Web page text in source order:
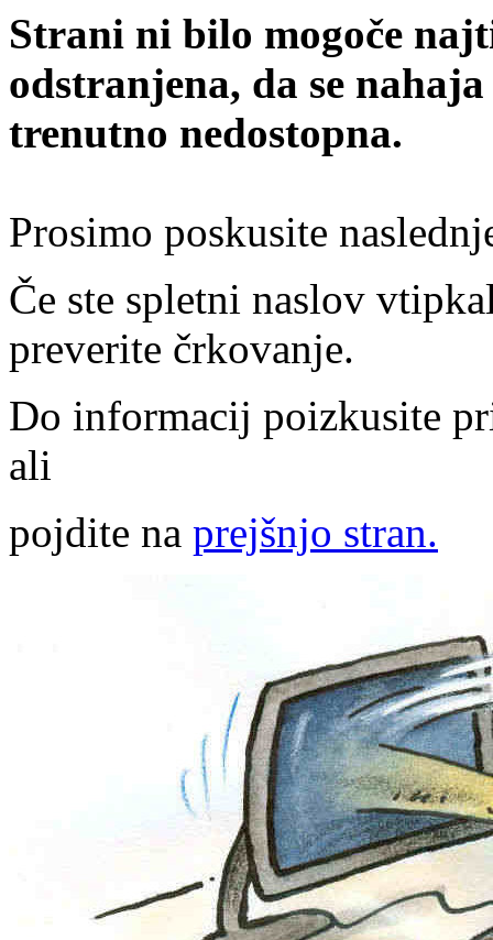
Strani ni bilo mogoče
odstranjena, da se
trenutno nedostopna.
Prosimo poskusite
Če ste spletni naslov
preverite črkovanje.
Do informacij poizkusite
ali
pojdite na prejšnjo stran.